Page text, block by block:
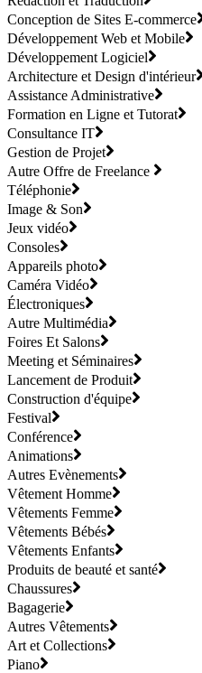
Conception de Sites E-commerce
Développement Web et Mobile
Développement Logiciel
Architecture et Design d'intérieur
Assistance Administrative
Formation en Ligne et Tutorat
Consultance IT
Gestion de Projet
Autre Offre de Freelance
Téléphonie
Image & Son
Jeux vidéo
Consoles
Appareils photo
Caméra Vidéo
Électroniques
Autre Multimédia
Foires Et Salons
Meeting et Séminaires
Lancement de Produit
Construction d'équipe
Festival
Conférence
Animations
Autres Evènements
Vêtement Homme
Vêtements Femme
Vêtements Bébés
Vêtements Enfants
Produits de beauté et santé
Chaussures
Bagagerie
Autres Vêtements
Art et Collections
Piano